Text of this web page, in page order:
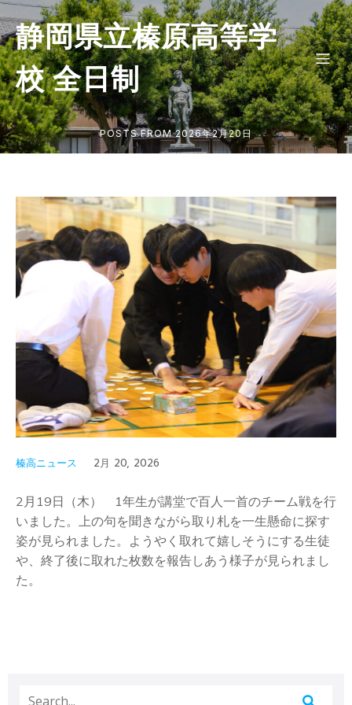
静岡県立榛原高等学
校 全日制
POSTS FROM 2026年2月20日
榛高ニュース 2月 20, 2026
2月19日（木） 1年生が講堂で百人一首のチーム戦を行
いました。上の句を聞きながら取り札を一生懸命に探す
姿が見られました。ようやく取れて嬉しそうにする生徒
や、終了後に取れた枚数を報告しあう様子が見られまし
た。